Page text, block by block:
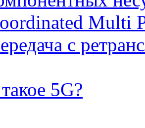
Multi
с
5G?